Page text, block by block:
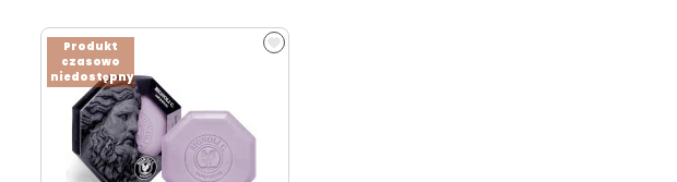
Produkt
czasowo
niedostępny